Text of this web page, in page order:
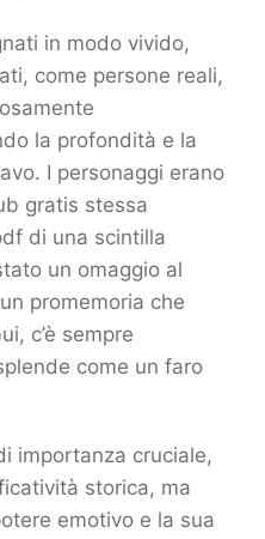
in modo vivido,
come persone reali,
la profondità e la
I personaggi erano
gratis stessa
di una scintilla
un omaggio al
promemoria che
c’è sempre
come un faro
importanza cruciale,
storica, ma
emotivo e la sua